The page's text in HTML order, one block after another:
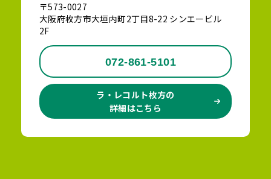
〒573-0027
大阪府枚方市大垣内町2丁目8-22 シンエービル
2F
072-861-5101
ラ・レコルト枚方の
詳細はこちら